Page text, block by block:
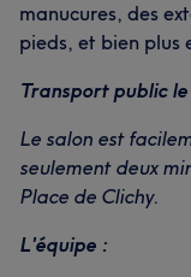
manucures, des
pieds, et bien plus
Transport public
Le salon est
seulement deux
Place de Clichy.
L'équipe :